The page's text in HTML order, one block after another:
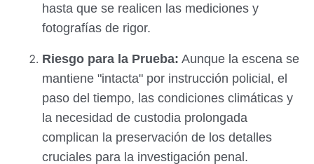
hasta que se realicen las mediciones y
fotografías de rigor.
Riesgo para la Prueba: Aunque la escena se
mantiene "intacta" por instrucción policial, el
paso del tiempo, las condiciones climáticas y
la necesidad de custodia prolongada
complican la preservación de los detalles
cruciales para la investigación penal.